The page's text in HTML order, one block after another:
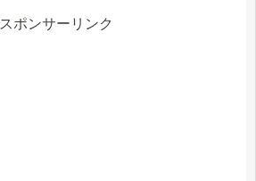
スポンサーリンク